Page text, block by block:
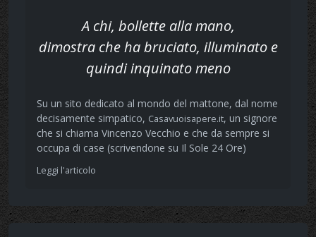
A chi, bollette alla mano,
dimostra che ha bruciato, illuminato e
quindi inquinato meno
Su un sito dedicato al mondo del mattone, dal nome
decisamente simpatico, Casavuoisapere.it, un signore
che si chiama Vincenzo Vecchio e che da sempre si
occupa di case (scrivendone su Il Sole 24 Ore)
Leggi l'articolo